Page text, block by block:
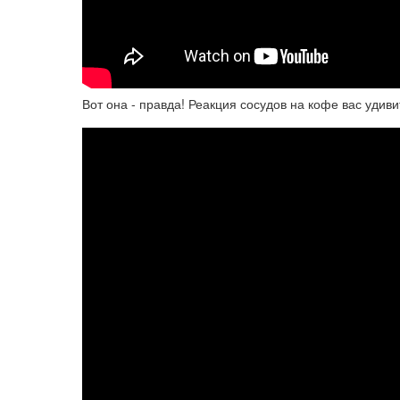
Вот она - правда! Реакция сосудов на кофе вас